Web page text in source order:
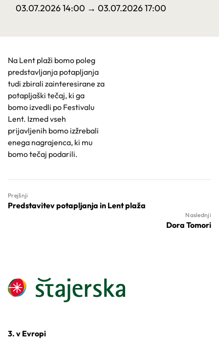
03.07.2026 14:00 → 03.07.2026 17:00
Na Lent plaži bomo poleg
predstavljanja potapljanja
tudi zbirali zainteresirane za
potapljaški tečaj, ki ga
bomo izvedli po Festivalu
Lent. Izmed vseh
prijavljenih bomo izžrebali
enega nagrajenca, ki mu
bomo tečaj podarili.
Prejšnji
Predstavitev potapljanja in Lent plaža
Naslednji
Dora Tomori
3. v Evropi